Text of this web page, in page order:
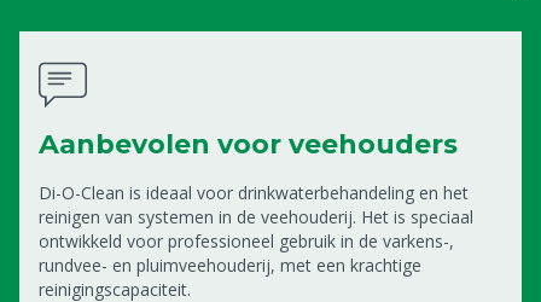
Aanbevolen voor veehouders
Di-O-Clean is ideaal voor drinkwaterbehandeling en het
reinigen van systemen in de veehouderij. Het is speciaal
ontwikkeld voor professioneel gebruik in de varkens-,
rundvee- en pluimveehouderij, met een krachtige
reinigingscapaciteit.